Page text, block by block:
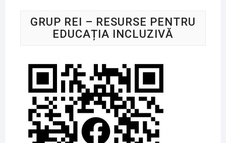
GRUP REI – RESURSE PENTRU
EDUCAȚIA INCLUZIVĂ